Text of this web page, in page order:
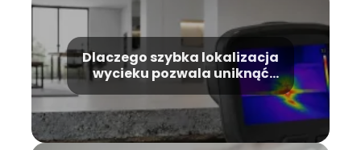
Dlaczego szybka lokalizacja
wycieku pozwala uniknąć
kosztownego remontu?